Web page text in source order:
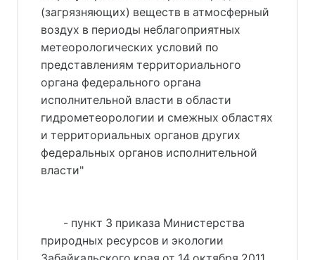
(загрязняющих) веществ в атмосферный
воздух в периоды неблагоприятных
метеорологических условий по
представлениям территориального
органа федерального органа
исполнительной власти в области
гидрометеорологии и смежных областях
и территориальных органов других
федеральных органов исполнительной
власти"
- пункт 3 приказа Министерства
природных ресурсов и экологии